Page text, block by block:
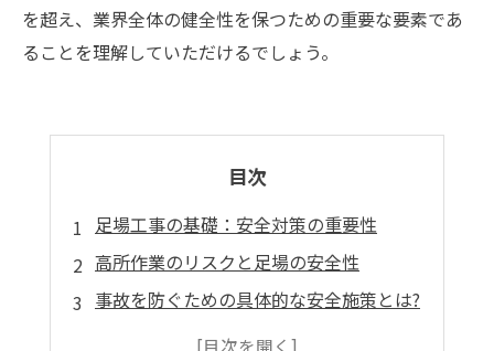
を超え、業界全体の健全性を保つための重要な要素であ
ることを理解していただけるでしょう。
目次
足場工事の基礎：安全対策の重要性
高所作業のリスクと足場の安全性
事故を防ぐための具体的な安全施策とは?
労働者教育がもたらす安全文化の創造